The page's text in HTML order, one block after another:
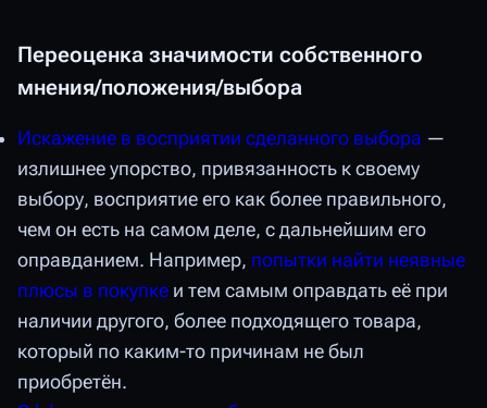
Переоценка значимости собственного
мнения/положения/выбора
Искажение в восприятии сделанного выбора —
излишнее упорство, привязанность к своему
выбору, восприятие его как более правильного,
чем он есть на самом деле, с дальнейшим его
оправданием. Например, попытки найти неявные
плюсы в покупке и тем самым оправдать её при
наличии другого, более подходящего товара,
который по каким-то причинам не был
приобретён.